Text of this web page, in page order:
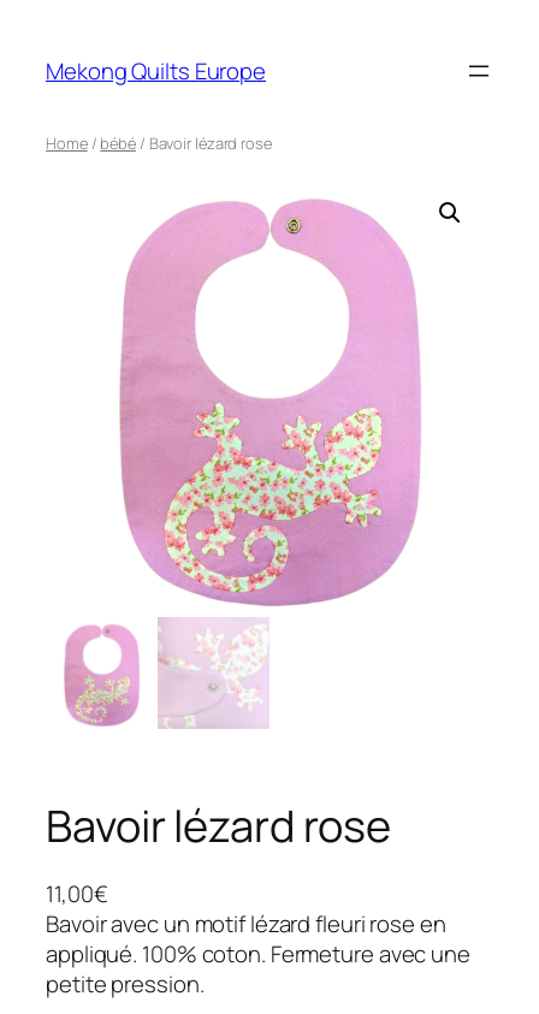
Mekong Quilts Europe
Home/ bébé/ Bavoir lézard rose
Bavoir lézard rose
11,00€
Bavoir avec un motif lézard fleuri rose en
appliqué. 100% coton. Fermeture avec une
petite pression.